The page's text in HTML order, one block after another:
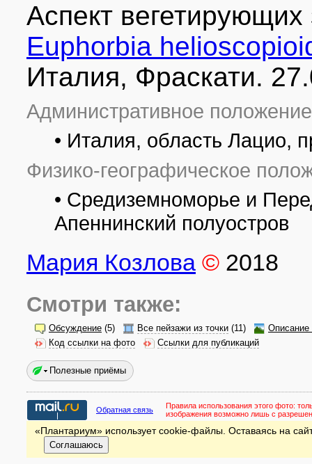
Аспект
Euphorbia
Италия, Фраскати.
Административное
• Италия, область Лацио,
Физико-географическое
• Средиземноморье и
Апеннинский полуостров
Мария Козлова © 2018
Смотри также:
Обсуждение (5) Все пейзажи из точки (11)
Описание
Код ссылки на фото
Ссылки для публикаций
Полезные приёмы
Обратная связь Правила использования этого фото:
изображения возможно лишь с
«Плантариум» использует cookie-файлы. Оставаясь на
Соглашаюсь